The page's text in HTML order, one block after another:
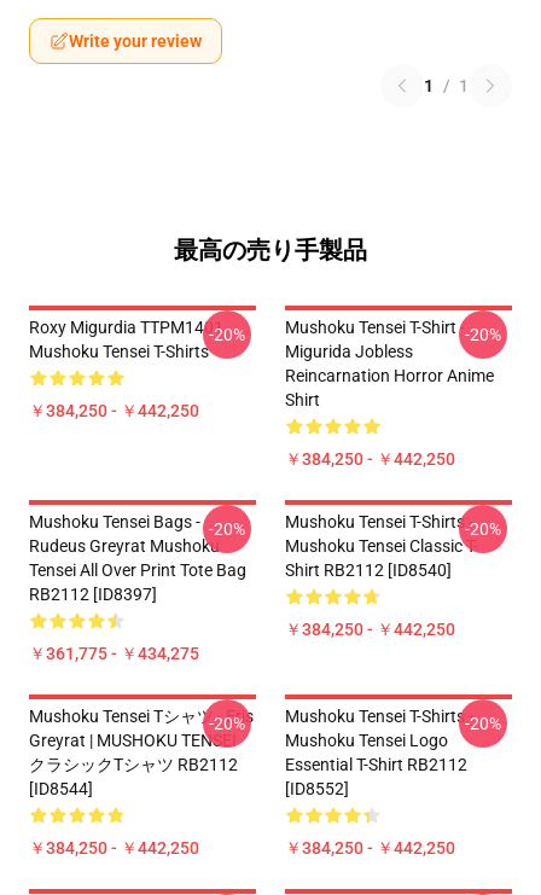
Write your review
1 / 1
最高の売り手製品
Roxy Migurdia TTPM1401
Mushoku Tensei T-Shirts
￥384,250 - ￥442,250
-20%
Mushoku Tensei T-Shirt -
Migurida Jobless
Reincarnation Horror Anime
Shirt
￥384,250 - ￥442,250
-20%
Mushoku Tensei Bags -
Rudeus Greyrat Mushoku
Tensei All Over Print Tote Bag
RB2112 [ID8397]
￥361,775 - ￥434,275
-20%
Mushoku Tensei T-Shirts -
Mushoku Tensei Classic T-
Shirt RB2112 [ID8540]
￥384,250 - ￥442,250
-20%
Mushoku Tensei Tシャツ - Eris
Greyrat | MUSHOKU TENSEI
クラシックTシャツ RB2112
[ID8544]
￥384,250 - ￥442,250
-20%
Mushoku Tensei T-Shirts -
Mushoku Tensei Logo
Essential T-Shirt RB2112
[ID8552]
￥384,250 - ￥442,250
-20%